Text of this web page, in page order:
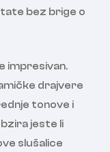
bez brige o
impresivan.
drajvere
tonove i
jeste li
slušalice